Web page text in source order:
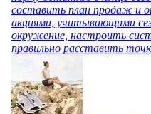
составить план продаж и
акциями, учитывающими
окружение, настроить
правильно расставить